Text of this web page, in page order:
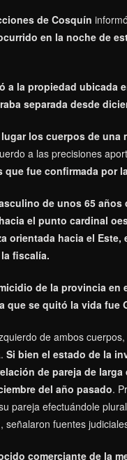
de Cosquín
en la noche de
a la propiedad ubicada
separada desde
los cuerpos de
a las precisiones
fue confirmada por
de unos 65
el punto cardinal
orientada hacia el
fiscalía.
de la provincia
que se quitó la vida fue
de ambos
Si bien el estado de la
de pareja de
del año pasado.
pareja efectuándole
señalaron fuentes
comerciante de la